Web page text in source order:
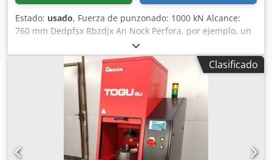
Estado: usado, Fuerza de punzonado: 1000 kN Alcance:
760 mm Dedpfsx Rbzdjx An Nock Perfora, por ejemplo, un
agujero de 40 mm en acero de 22 mm Accionamiento del
recorrido mediante interruptor de pie Dispositivo de
cambio rápido Surtido de herramientas incluido en el
precio 3000 kg
Clasificado